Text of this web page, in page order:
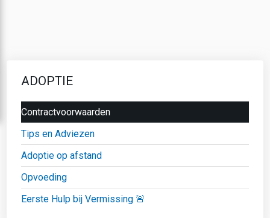
ADOPTIE
Contractvoorwaarden
Tips en Adviezen
Adoptie op afstand
Opvoeding
Eerste Hulp bij Vermissing 🚨